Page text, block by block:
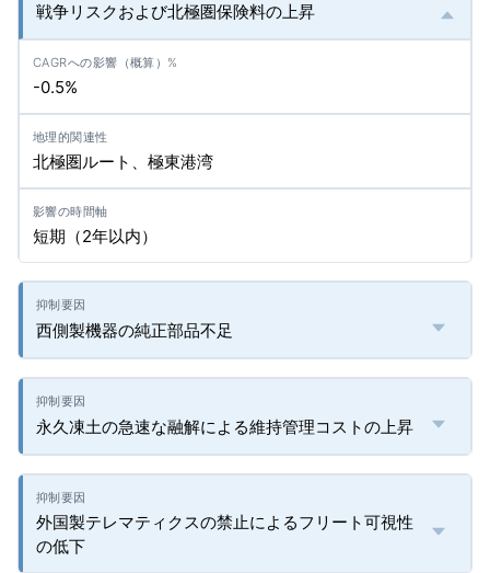
戦争リスクおよび北極圏保険料の上昇
-0.5%
北極圏ルート、極東港湾
短期（2年以内）
西側製機器の純正部品不足
永久凍土の急速な融解による維持管理コストの上昇
外国製テレマティクスの禁止によるフリート可視性
の低下